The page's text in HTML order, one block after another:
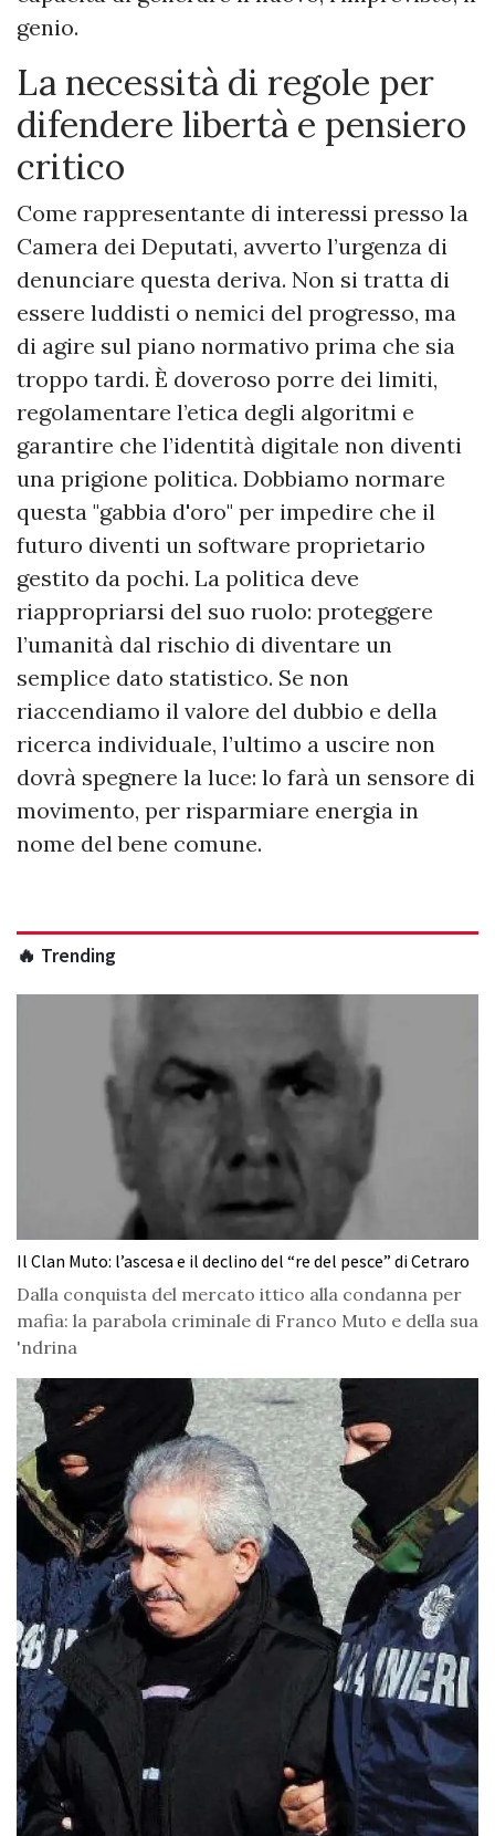
genio.
La necessità di regole per
difendere libertà e pensiero
critico
Come rappresentante di interessi presso la
Camera dei Deputati, avverto l’urgenza di
denunciare questa deriva. Non si tratta di
essere luddisti o nemici del progresso, ma
di agire sul piano normativo prima che sia
troppo tardi. È doveroso porre dei limiti,
regolamentare l’etica degli algoritmi e
garantire che l’identità digitale non diventi
una prigione politica. Dobbiamo normare
questa "gabbia d'oro" per impedire che il
futuro diventi un software proprietario
gestito da pochi. La politica deve
riappropriarsi del suo ruolo: proteggere
l’umanità dal rischio di diventare un
semplice dato statistico. Se non
riaccendiamo il valore del dubbio e della
ricerca individuale, l’ultimo a uscire non
dovrà spegnere la luce: lo farà un sensore di
movimento, per risparmiare energia in
nome del bene comune.
🔥 Trending
Il Clan Muto: l’ascesa e il declino del “re del pesce” di Cetraro
Dalla conquista del mercato ittico alla condanna per
mafia: la parabola criminale di Franco Muto e della sua
'ndrina